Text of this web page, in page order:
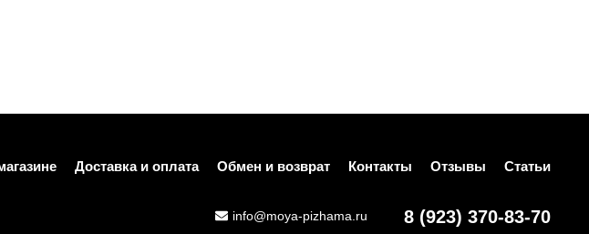
Доставка и оплата Обмен и возврат Контакты Отзывы Статьи
info@moya-pizhama.ru 8 (923) 370-83-70